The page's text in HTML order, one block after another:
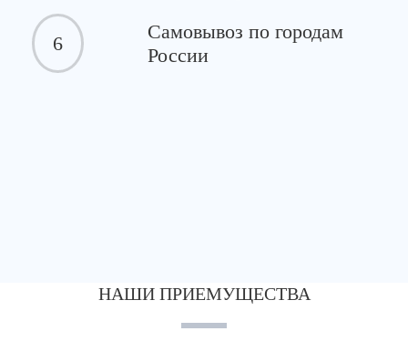
6
Самовывоз по городам
России
НАШИ ПРИЕМУЩЕСТВА